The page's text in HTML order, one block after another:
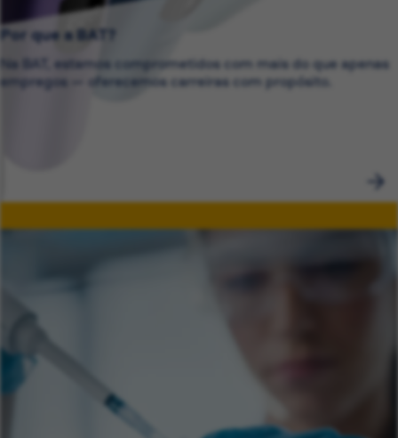
Por que a BAT?
Na BAT, estamos comprometidos com mais do que apenas
empregos — oferecemos carreiras com propósito.